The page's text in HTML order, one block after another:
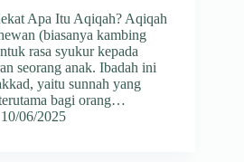
Apa Itu Aqiqah? Aqiqah
(biasanya kambing
rasa syukur kepada
seorang anak. Ibadah ini
yaitu sunnah yang
bagi orang…
10/06/2025